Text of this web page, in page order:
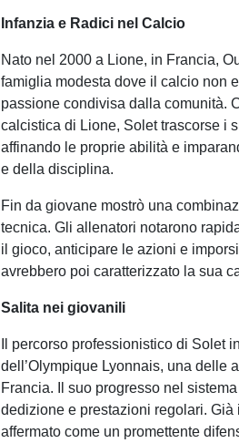
Infanzia e Radici nel Calcio
Nato nel 2000 a Lione, in Francia,
famiglia modesta dove il calcio non
passione condivisa dalla comunità.
calcistica di Lione, Solet trascorse i
affinando le proprie abilità e
e della disciplina.
Fin da giovane mostrò una
tecnica. Gli allenatori notarono
il gioco, anticipare le azioni e
avrebbero poi caratterizzato la sua
Salita nei giovanili
Il percorso professionistico di Solet
dell’Olympique Lyonnais, una delle
Francia. Il suo progresso nel
dedizione e prestazioni regolari.
affermato come un promettente